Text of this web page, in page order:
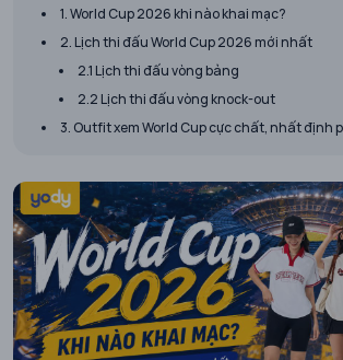
1. World Cup 2026 khi nào khai mạc?
2. Lịch thi đấu World Cup 2026 mới nhất
2.1 Lịch thi đấu vòng bảng
2.2 Lịch thi đấu vòng knock-out
3. Outfit xem World Cup cực chất, nhất định